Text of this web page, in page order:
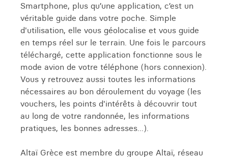
Smartphone, plus qu’une application, c’est un
véritable guide dans votre poche. Simple
d'utilisation, elle vous géolocalise et vous guide
en temps réel sur le terrain. Une fois le parcours
téléchargé, cette application fonctionne sous le
mode avion de votre téléphone (hors connexion).
Vous y retrouvez aussi toutes les informations
nécessaires au bon déroulement du voyage (les
vouchers, les points d'intérêts à découvrir tout
au long de votre randonnée, les informations
pratiques, les bonnes adresses...).
Altaï Grèce est membre du groupe Altaï, réseau